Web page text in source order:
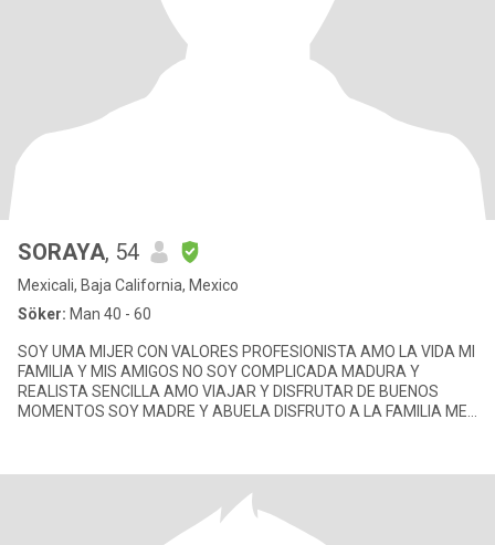
SORAYA, 54
Mexicali, Baja California, Mexico
Söker: Man 40 - 60
SOY UMA MIJER CON VALORES PROFESIONISTA AMO LA VIDA MI
FAMILIA Y MIS AMIGOS NO SOY COMPLICADA MADURA Y
REALISTA SENCILLA AMO VIAJAR Y DISFRUTAR DE BUENOS
MOMENTOS SOY MADRE Y ABUELA DISFRUTO A LA FAMILIA ME